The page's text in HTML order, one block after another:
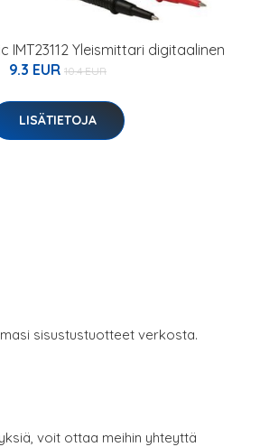
IMT23112 Yleismittari digitaalinen
9.3 EUR 10.4 EUR
LISÄTIETOJA
sisustustuotteet verkosta.
voit ottaa meihin yhteyttä